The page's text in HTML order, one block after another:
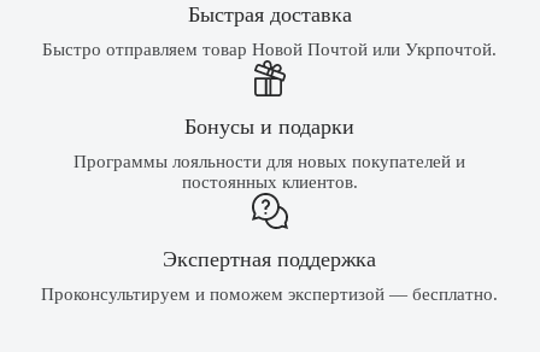
Быстрая доставка
Быстро отправляем товар Новой Почтой или Укрпочтой.
Бонусы и подарки
Программы лояльности для новых покупателей и
постоянных клиентов.
Экспертная поддержка
Проконсультируем и поможем экспертизой — бесплатно.